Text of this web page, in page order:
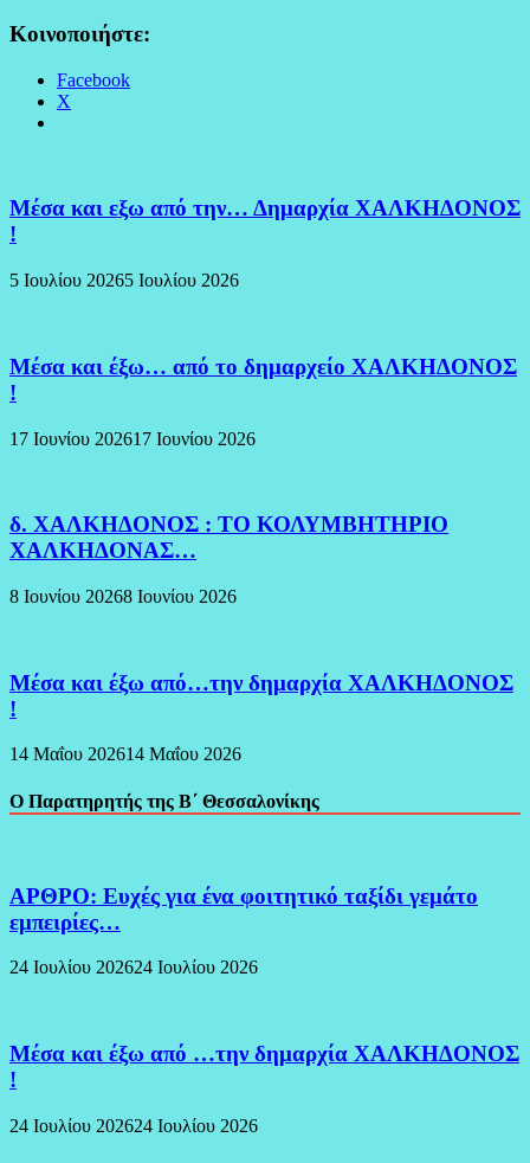
Κοινοποιήστε:
Facebook
X
Μέσα και εξω από την… Δημαρχία ΧΑΛΚΗΔΟΝΟΣ
!
5 Ιουλίου 20265 Ιουλίου 2026
Μέσα και έξω… από το δημαρχείο ΧΑΛΚΗΔΟΝΟΣ
!
17 Ιουνίου 202617 Ιουνίου 2026
δ. ΧΑΛΚΗΔΟΝΟΣ : ΤΟ ΚΟΛΥΜΒΗΤΗΡΙΟ
ΧΑΛΚΗΔΟΝΑΣ…
8 Ιουνίου 20268 Ιουνίου 2026
Μέσα και έξω από…την δημαρχία ΧΑΛΚΗΔΟΝΟΣ
!
14 Μαΐου 202614 Μαΐου 2026
Ο Παρατηρητής της Β΄ Θεσσαλονίκης
ΑΡΘΡΟ: Ευχές για ένα φοιτητικό ταξίδι γεμάτο
εμπειρίες…
24 Ιουλίου 202624 Ιουλίου 2026
Μέσα και έξω από …την δημαρχία ΧΑΛΚΗΔΟΝΟΣ
!
24 Ιουλίου 202624 Ιουλίου 2026